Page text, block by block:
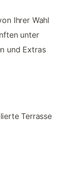
Ihrer Wahl
unter
und Extras
Terrasse